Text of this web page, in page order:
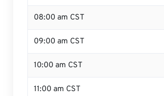
08:00 am CST
09:00 am CST
10:00 am CST
11:00 am CST